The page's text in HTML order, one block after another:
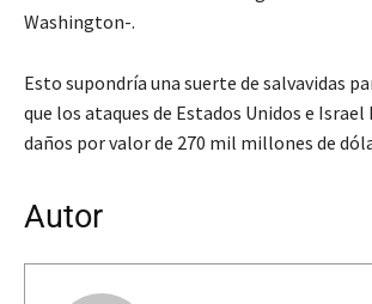
Washington-.
Esto supondría una suerte de salvavidas
que los ataques de Estados Unidos e Israel
daños por valor de 270 mil millones de
Autor